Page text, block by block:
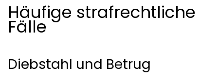
Häufige strafrechtliche
Fälle
Diebstahl und Betrug